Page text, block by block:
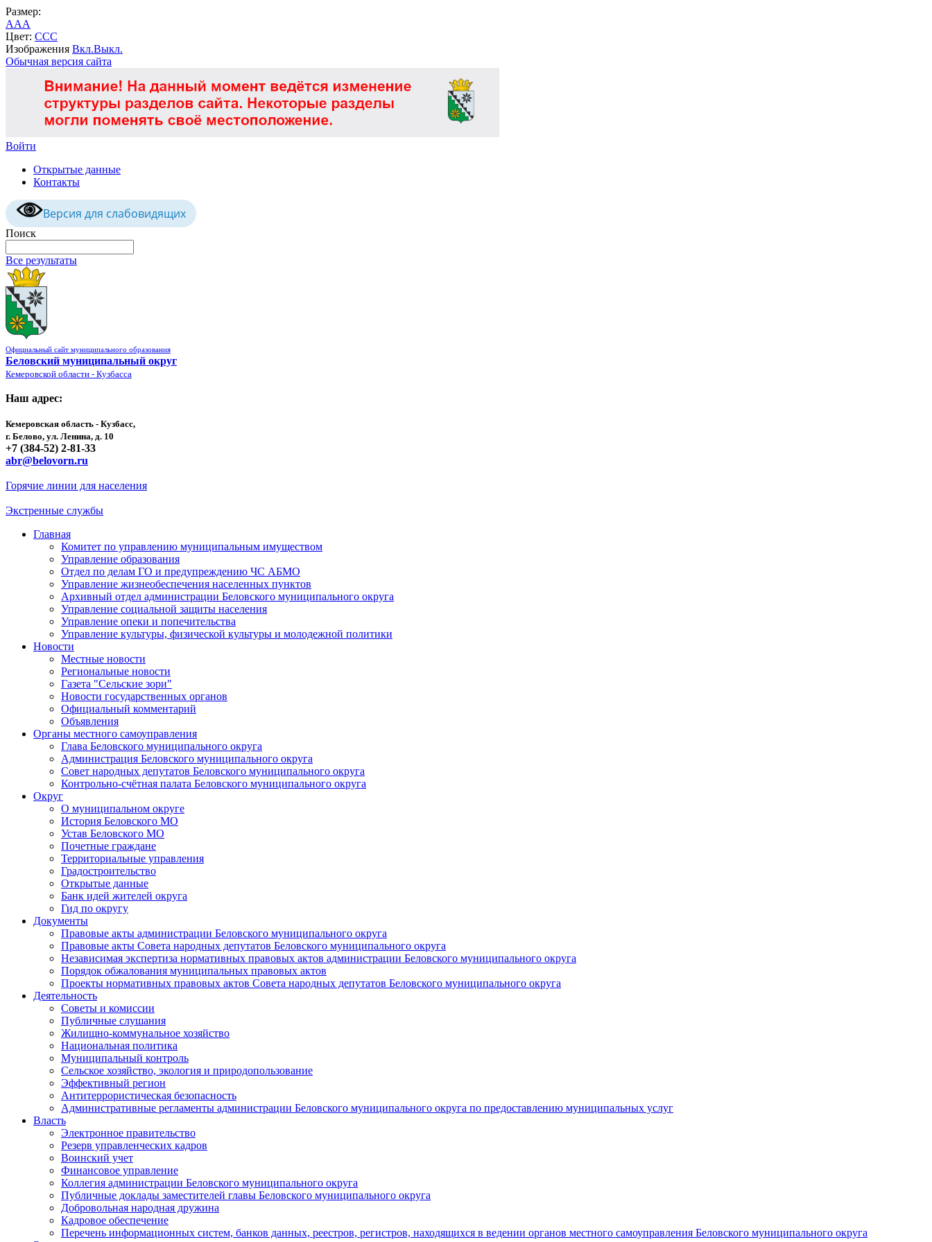
Размер:
AAA
Цвет: CCC
Изображения Вкл.Выкл.
Обычная версия сайта
Войти
Открытые данные
Контакты
Версия для слабовидящих
Поиск
Все результаты
Официальный сайт муниципального образования
Беловский муниципальный округ
Кемеровской области - Кузбасса
Наш адрес:
Кемеровская область - Кузбасс,
г. Белово, ул. Ленина, д. 10
+7 (384-52) 2-81-33
abr@belovorn.ru
Горячие линии для населения
Экстренные службы
Главная
Комитет по управлению муниципальным имуществом
Управление образования
Отдел по делам ГО и предупреждению ЧС АБМО
Управление жизнеобеспечения населенных пунктов
Архивный отдел администрации Беловского муниципального округа
Управление социальной защиты населения
Управление опеки и попечительства
Управление культуры, физической культуры и молодежной политики
Новости
Местные новости
Региональные новости
Газета "Сельские зори"
Новости государственных органов
Официальный комментарий
Объявления
Органы местного самоуправления
Глава Беловского муниципального округа
Администрация Беловского муниципального округа
Совет народных депутатов Беловского муниципального округа
Контрольно-счётная палата Беловского муниципального округа
Округ
О муниципальном округе
История Беловского МО
Устав Беловского МО
Почетные граждане
Территориальные управления
Градостроительство
Открытые данные
Банк идей жителей округа
Гид по округу
Документы
Правовые акты администрации Беловского муниципального округа
Правовые акты Совета народных депутатов Беловского муниципального округа
Независимая экспертиза нормативных правовых актов администрации Беловского муниципального округа
Порядок обжалования муниципальных правовых актов
Проекты нормативных правовых актов Совета народных депутатов Беловского муниципального округа
Деятельность
Советы и комиссии
Публичные слушания
Жилищно-коммунальное хозяйство
Национальная политика
Муниципальный контроль
Сельское хозяйство, экология и природопользование
Эффективный регион
Антитеррористическая безопасность
Административные регламенты администрации Беловского муниципального округа по предоставлению муниципальных услуг
Власть
Электронное правительство
Резерв управленческих кадров
Воинский учет
Финансовое управление
Коллегия администрации Беловского муниципального округа
Публичные доклады заместителей главы Беловского муниципального округа
Добровольная народная дружина
Кадровое обеспечение
Перечень информационных систем, банков данных, реестров, регистров, находящихся в ведении органов местного самоуправления Беловского муниципального округа